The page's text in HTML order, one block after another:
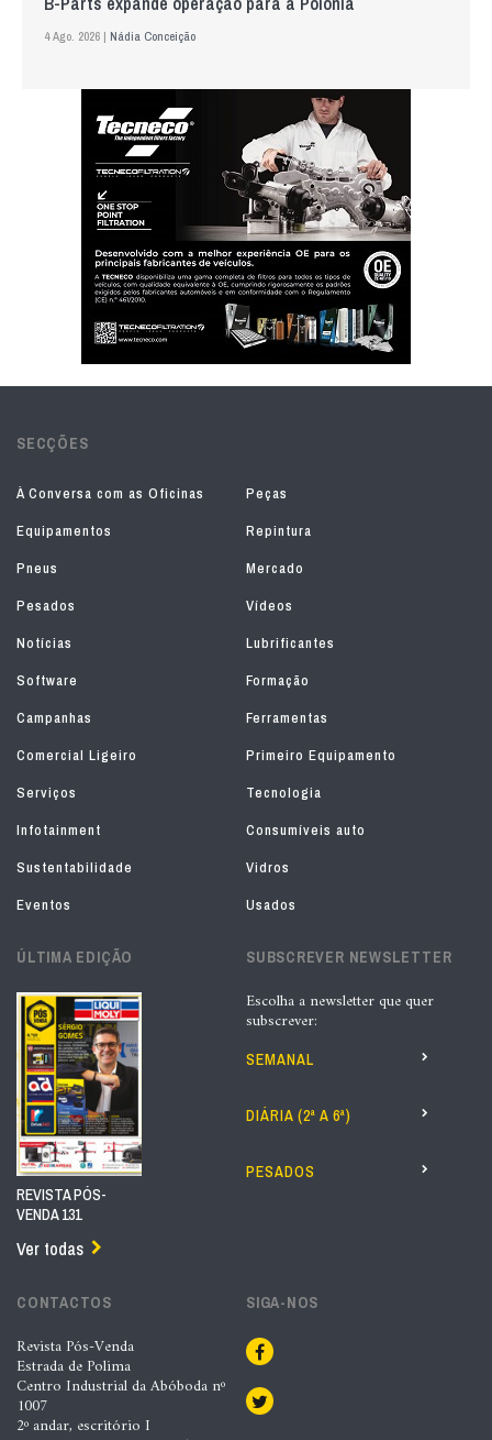
4 Ago. 2026 | Nádia Conceição
SECÇÕES
À Conversa com as Oficinas
Peças
Equipamentos
Repintura
Pneus
Mercado
Pesados
Vídeos
Notícias
Lubrificantes
Software
Formação
Campanhas
Ferramentas
Comercial Ligeiro
Primeiro Equipamento
Serviços
Tecnologia
Infotainment
Consumíveis auto
Sustentabilidade
Vidros
Eventos
Usados
ÚLTIMA EDIÇÃO
REVISTA PÓS-
VENDA 131
Ver todas
SUBSCREVER NEWSLETTER
Escolha a newsletter que quer
subscrever:
SEMANAL
DIÁRIA (2ª A 6ª)
PESADOS
CONTACTOS
Revista Pós-Venda
Estrada de Polima
Centro Industrial da Abóboda nº
1007
2º andar, escritório I
SIGA-NOS